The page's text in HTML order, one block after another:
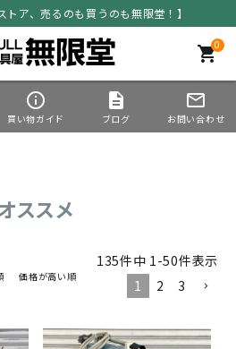
トア、売るのも買うのも無限堂！】
0
shopping_cart
info_outline
買い物ガイド
description
ブログ
mail_outline
お問い合わせ
ススメ
価格が高い順
135件中 1-50件表示
1
2 3